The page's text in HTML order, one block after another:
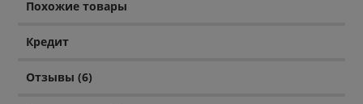
Похожие товары
Кредит
Отзывы (6)